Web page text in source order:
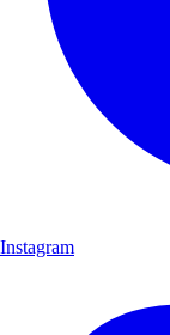
Instagram